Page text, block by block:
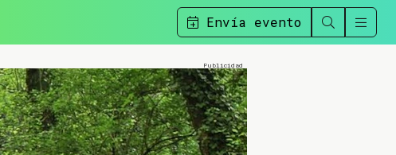
Envía evento